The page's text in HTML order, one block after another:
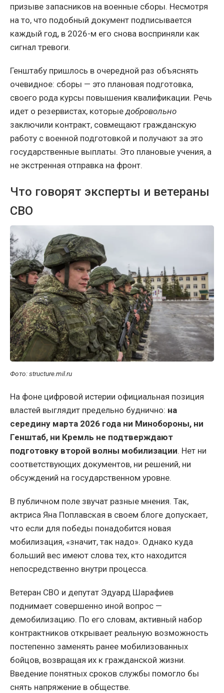
призыве запасников на военные сборы. Несмотря
на то, что подобный документ подписывается
каждый год, в 2026-м его снова восприняли как
сигнал тревоги.
Генштабу пришлось в очередной раз объяснять
очевидное: сборы — это плановая подготовка,
своего рода курсы повышения квалификации. Речь
идет о резервистах, которыедобровольно
заключили контракт, совмещают гражданскую
работу с военной подготовкой и получают за это
государственные выплаты. Это плановые учения, а
не экстренная отправка на фронт.
Что говорят эксперты и ветераны
СВО
Фото: structure.mil.ru
На фоне цифровой истерии официальная позиция
властей выглядит предельно буднично: на
середину марта 2026 года ни Минобороны, ни
Генштаб, ни Кремль не подтверждают
подготовку второй волны мобилизации. Нет ни
соответствующих документов, ни решений, ни
обсуждений на государственном уровне.
В публичном поле звучат разные мнения. Так,
актриса Яна Поплавская в своем блоге допускает,
что если для победы понадобится новая
мобилизация, «значит, так надо». Однако куда
больший вес имеют слова тех, кто находится
непосредственно внутри процесса.
Ветеран СВО и депутат Эдуард Шарафиев
поднимает совершенно иной вопрос —
демобилизацию. По его словам, активный набор
контрактников открывает реальную возможность
постепенно заменять ранее мобилизованных
бойцов, возвращая их к гражданской жизни.
Введение понятных сроков службы помогло бы
снять напряжение в обществе.